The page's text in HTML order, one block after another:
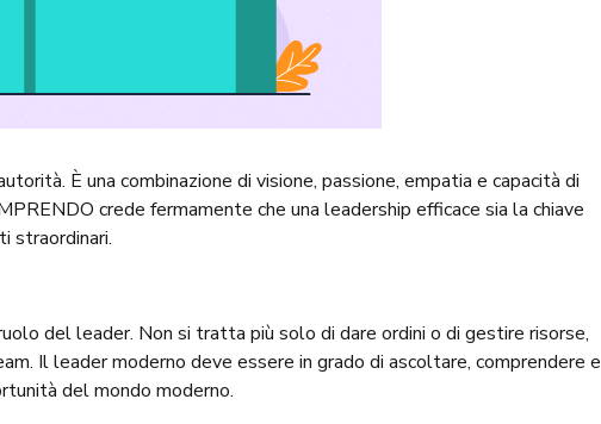
È una combinazione di visione, passione, empatia e capacità di
crede fermamente che una leadership efficace sia la chiave
straordinari.
del leader. Non si tratta più solo di dare ordini o di gestire risorse,
Il leader moderno deve essere in grado di ascoltare, comprendere e
del mondo moderno.